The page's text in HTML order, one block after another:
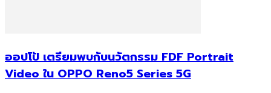
ออปโป้ เตรียมพบกับนวัตกรรม FDF Portrait
Video ใน OPPO Reno5 Series 5G